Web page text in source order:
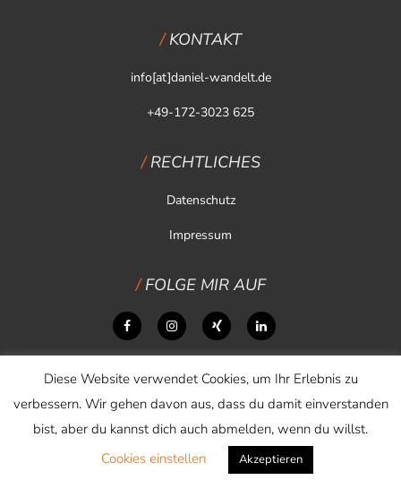
KONTAKT
info[at]daniel-wandelt.de
+49-172-3023 625
RECHTLICHES
Datenschutz
Impressum
FOLGE MIR AUF
Copyright © 2026 Daniel Wandelt
Diese Website verwendet Cookies, um Ihr Erlebnis zu
verbessern. Wir gehen davon aus, dass du damit einverstanden
bist, aber du kannst dich auch abmelden, wenn du willst.
Cookies einstellen
Akzeptieren